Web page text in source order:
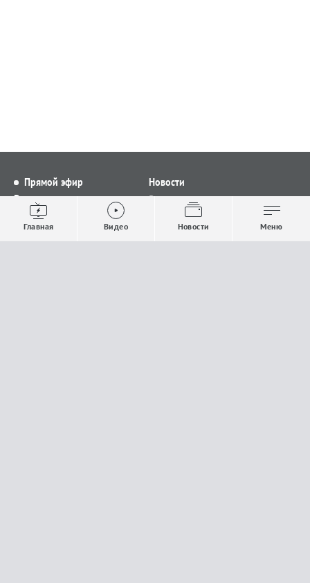
Прямой эфир
Видео
Выпуски новостей
Проекты
Новости
Все новости
Общество
Строительство и ЖКХ
Главная Видео Новости Меню